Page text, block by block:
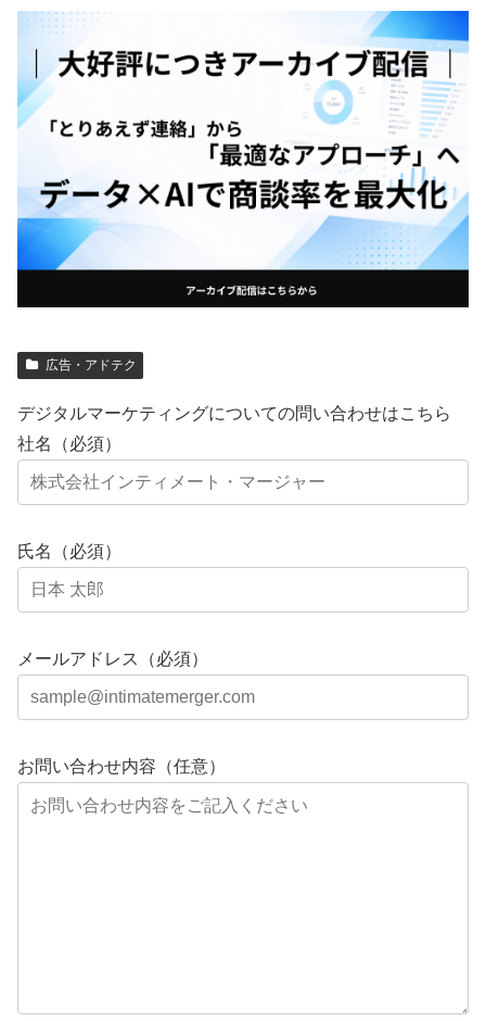
広告・アドテク
デジタルマーケティングについての問い合わせはこちら
社名（必須）
氏名（必須）
メールアドレス（必須）
お問い合わせ内容（任意）